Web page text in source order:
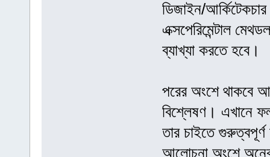
ডিজাইন/
এক্সপেরিমেন্টাল
ব্যাখ্যা করতে হবে।
পরের অংশে থাকবে
বিশ্লেষণ। এখানে
তার চাইতে
আলোচনা অংশে